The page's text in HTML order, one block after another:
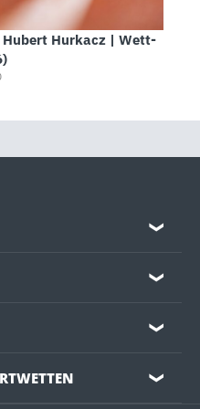
Hubert Hurkacz | Wett-
❯
❯
❯
❯